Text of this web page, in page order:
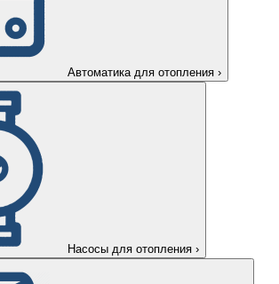
Автоматика для отопления ›
Насосы для отопления ›